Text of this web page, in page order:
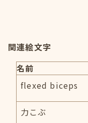
関連絵文字
名前
flexed biceps
力こぶ